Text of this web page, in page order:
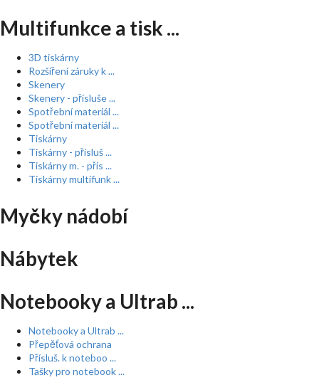
Multifunkce a tisk ...
3D tiskárny
Rozšíření záruky k ...
Skenery
Skenery - přísluše ...
Spotřební materiál ...
Spotřební materiál ...
Tiskárny
Tiskárny - přísluš ...
Tiskárny m. - přís ...
Tiskárny multifunk ...
Myčky nádobí
Nábytek
Notebooky a Ultrab ...
Notebooky a Ultrab ...
Přepěťová ochrana
Přísluš. k noteboo ...
Tašky pro notebook ...